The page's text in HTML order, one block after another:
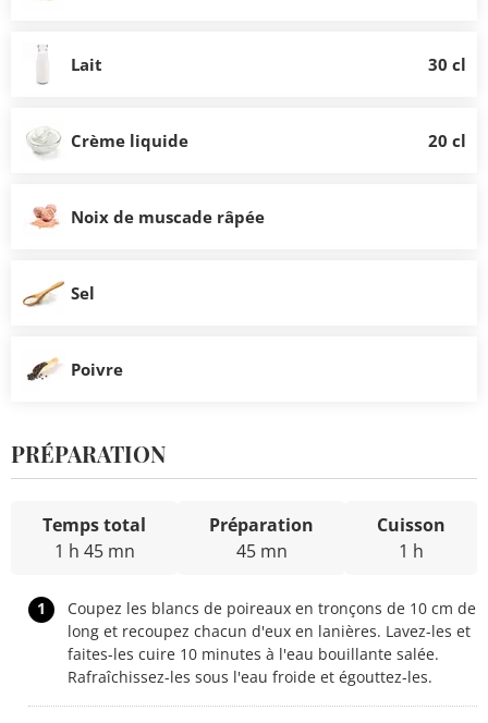
Lait 30 cl
Crème liquide 20 cl
Noix de muscade râpée
Sel
Poivre
PRÉPARATION
Temps total
1 h 45 mn
Préparation
45 mn
Cuisson
1 h
1
Coupez les blancs de poireaux en tronçons de 10 cm de
long et recoupez chacun d'eux en lanières. Lavez-les et
faites-les cuire 10 minutes à l'eau bouillante salée.
Rafraîchissez-les sous l'eau froide et égouttez-les.